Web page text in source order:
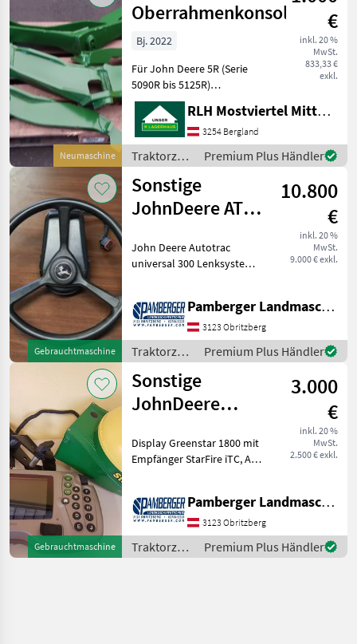
und Ersatzteile
Neumaschine
Oberrahmenkonsole
€
inkl. 20 %
MwSt.
833,33 €
exkl.
Bj. 2022
Für John Deere 5R (Serie
5090R bis 5125R)
Produktion Augusta USA,
Hauer Oberrahmen, Mit
Schrauben Traktorzubehör
Konsolen
RLH Mostviertel Mitte - Standort BERGLAND
3254 Bergland
Traktorzubehör
/ Hauer
Premium Plus Händler
Gebrauchtmaschine
Sonstige
JohnDeere ATU
6000
10.800
€
inkl. 20 %
MwSt.
9.000 € exkl.
John Deere Autotrac
universal 300 Lenksystem,
Signalgenauigkeit, John
Deere 4640 Monitor (26 cm
Bildschirmgrösse), A
Pamberger Landmaschinentechnik GmbH
3123 Obritzberg
Traktorzubehör
/ Sonstige
Premium Plus Händler
Gebrauchtmaschine
Sonstige
JohnDeere
mit StarFire iTC
3.000
€
inkl. 20 %
MwSt.
2.500 € exkl.
Display Greenstar 1800 mit
Empfänger StarFire iTC, A-
Spurführung/GPS
Pamberger Landmaschinentechnik GmbH
3123 Obritzberg
Traktorzubehör
/ Sonstige
Premium Plus Händler